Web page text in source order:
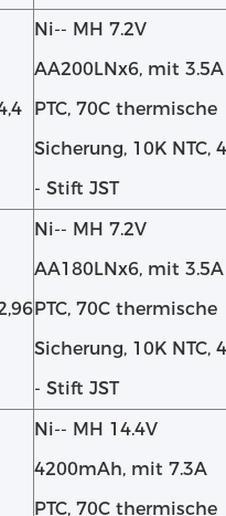
Ni-‐ MH 7.2V
AA200LNx6, mit 3.5A
PTC, 70C thermische
Sicherung, 10K NTC, 4
‐ Stift JST
Ni-‐ MH 7.2V
AA180LNx6, mit 3.5A
PTC, 70C thermische
Sicherung, 10K NTC, 4
‐ Stift JST
Ni-‐ MH 14.4V
4200mAh, mit 7.3A
PTC, 70C thermische